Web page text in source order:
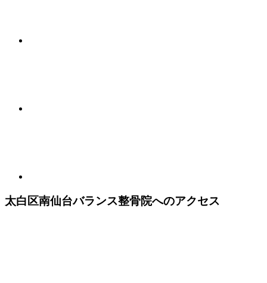
太白区南仙台バランス整骨院へのアクセス